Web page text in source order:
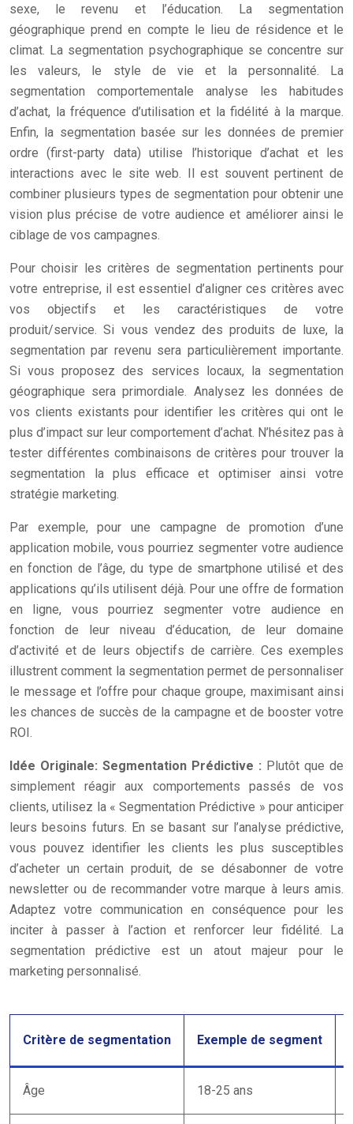
sexe, le revenu et l’éducation. La segmentation
géographique prend en compte le lieu de résidence et le
climat. La segmentation psychographique se concentre sur
les valeurs, le style de vie et la personnalité. La
segmentation comportementale analyse les habitudes
d’achat, la fréquence d’utilisation et la fidélité à la marque.
Enfin, la segmentation basée sur les données de premier
ordre (first-party data) utilise l’historique d’achat et les
interactions avec le site web. Il est souvent pertinent de
combiner plusieurs types de segmentation pour obtenir une
vision plus précise de votre audience et améliorer ainsi le
ciblage de vos campagnes.
Pour choisir les critères de segmentation pertinents pour
votre entreprise, il est essentiel d’aligner ces critères avec
vos objectifs et les caractéristiques de votre
produit/service. Si vous vendez des produits de luxe, la
segmentation par revenu sera particulièrement importante.
Si vous proposez des services locaux, la segmentation
géographique sera primordiale. Analysez les données de
vos clients existants pour identifier les critères qui ont le
plus d’impact sur leur comportement d’achat. N’hésitez pas à
tester différentes combinaisons de critères pour trouver la
segmentation la plus efficace et optimiser ainsi votre
stratégie marketing.
Par exemple, pour une campagne de promotion d’une
application mobile, vous pourriez segmenter votre audience
en fonction de l’âge, du type de smartphone utilisé et des
applications qu’ils utilisent déjà. Pour une offre de formation
en ligne, vous pourriez segmenter votre audience en
fonction de leur niveau d’éducation, de leur domaine
d’activité et de leurs objectifs de carrière. Ces exemples
illustrent comment la segmentation permet de personnaliser
le message et l’offre pour chaque groupe, maximisant ainsi
les chances de succès de la campagne et de booster votre
ROI.
Idée Originale: Segmentation Prédictive : Plutôt que de
simplement réagir aux comportements passés de vos
clients, utilisez la « Segmentation Prédictive » pour anticiper
leurs besoins futurs. En se basant sur l’analyse prédictive,
vous pouvez identifier les clients les plus susceptibles
d’acheter un certain produit, de se désabonner de votre
newsletter ou de recommander votre marque à leurs amis.
Adaptez votre communication en conséquence pour les
inciter à passer à l’action et renforcer leur fidélité. La
segmentation prédictive est un atout majeur pour le
marketing personnalisé.
Critère de segmentation Exemple de segment
Âge 18-25 ans